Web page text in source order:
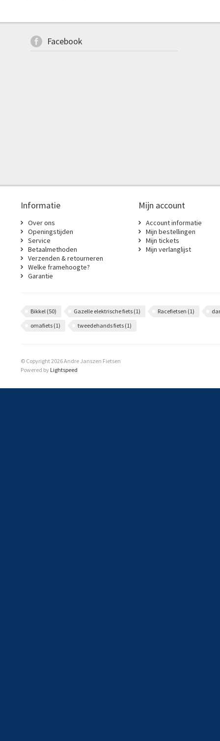
Facebook
Informatie
Over ons
Openingstijden
Service
Betaalmethoden
Verzenden & retourneren
Welke framehoogte?
Garantie
Mijn account
Account informatie
Mijn bestellingen
Mijn tickets
Mijn verlanglijst
Bikkel (50) Gazelle elektrische fiets (1) Racefietsen (1)
omafiets (1) tweedehands fiets (1)
© Copyright 2026 Andre Janszen Fietsen
Powered by Lightspeed